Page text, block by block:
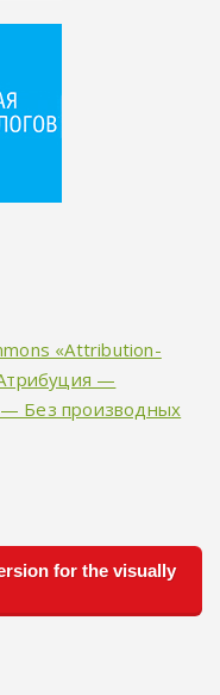
«Attribution-
—
— Без производных
for the visually